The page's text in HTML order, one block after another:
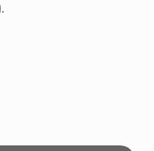
- NIÑO cantidad